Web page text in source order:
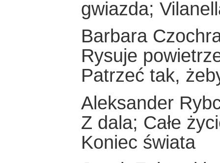
gwiazda;
Barbara
Rysuje
Patrzeć tak,
Aleksander
Z dala; Całe
Koniec świata